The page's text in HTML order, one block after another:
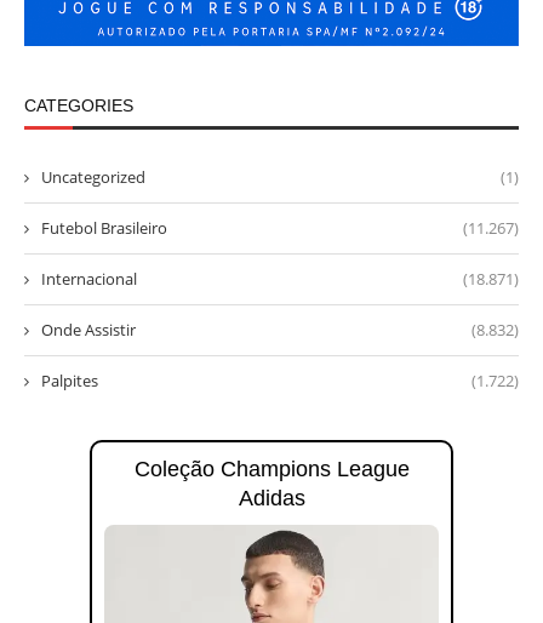
CATEGORIES
Uncategorized (1)
Futebol Brasileiro (11.267)
Internacional (18.871)
Onde Assistir (8.832)
Palpites (1.722)
Coleção Champions League
Adidas